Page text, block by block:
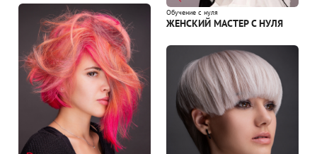
Обучение с нуля
ЖЕНСКИЙ МАСТЕР С НУЛЯ